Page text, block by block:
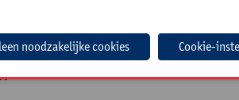
Cookie-